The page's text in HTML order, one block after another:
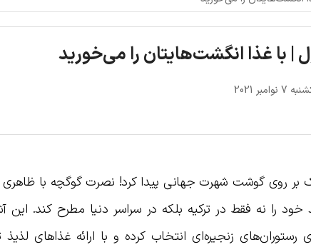
| با غذا انگشت‌هایتان را می‌خورید
2021
روی گوشت شهرت جهانی پیدا کرد! نصرت گوگچه با ظاهری
را نه فقط در ترکیه بلکه در سراسر دنیا مطرح کند. این
زنجیره‌ای انتخاب کرده و با ارائه غذاهای لذیذ